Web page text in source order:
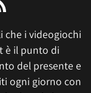
che i videogiochi
è il punto di
del presente e
ogni giorno con